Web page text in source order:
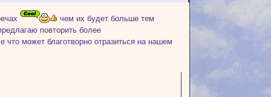
чем их будет больше тем
повторить более
что может благотворно отразиться на нашем